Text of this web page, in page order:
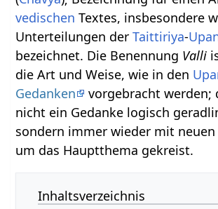
vedischen Textes, insbesondere
Unterteilungen derTaittiriya-
bezeichnet. Die Benennung Valli
die Art und Weise, wie in den
Gedanken
vorgebracht werden;
nicht ein Gedanke logisch
sondern immer wieder mit neuen
um das Hauptthema gekreist.
Inhaltsverzeichnis